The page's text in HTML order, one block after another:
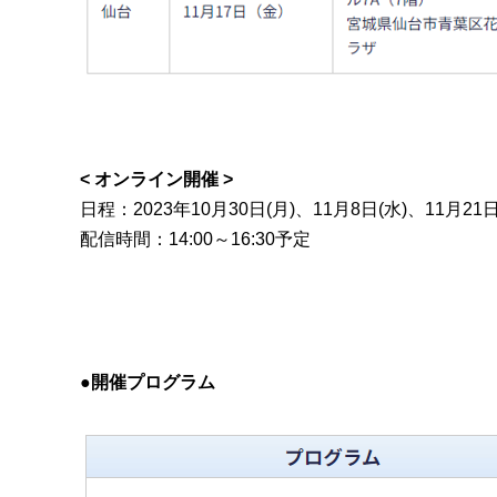
< オンライン開催 >
日程：2023年10月30日(月)、11月8日(水)、11月21
配信時間：14:00～16:30予定
●開催プログラム